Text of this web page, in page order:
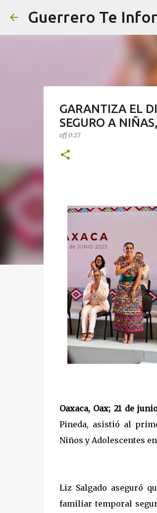
Guerrero Te
GARANTIZA EL
SEGURO A
off0:27
Oaxaca, Oax; 21 de
Pineda, asistió al
Niños y Adolescentes
Liz Salgado aseguró
familiar temporal